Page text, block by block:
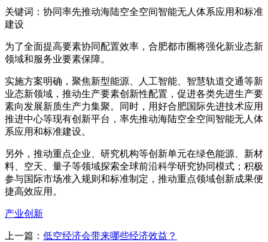
关键词：协同率先推动海陆空全空间智能无人体系应用和标准
建设
为了全面提高要素协同配置效率，合肥都市圈将强化新业态新
领域和服务业要素保障。
实施方案明确，聚焦新型能源、人工智能、智慧轨道交通等新
业态新领域，推动生产要素创新性配置，促进各类先进生产要
素向发展新质生产力集聚。同时，用好合肥国际先进技术应用
推进中心等现有创新平台，率先推动海陆空全空间智能无人体
系应用和标准建设。
另外，推动重点企业、研究机构等创新单元在绿色能源、新材
料、空天、量子等领域探索全球前沿科学研究协同模式；积极
参与国际市场准入规则和标准制定，推动重点领域创新成果便
捷高效应用。
产业创新
上一篇： 低空经济会带来哪些经济效益？